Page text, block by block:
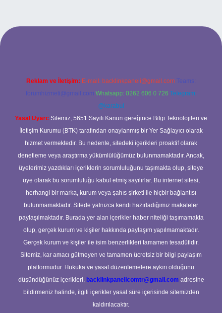
Reklam ve İletişim: E-mail: backlinkpaneli@gmail.com Teams:
forumhizmeti@gmail.com Whatsapp: 0262 606 0 726 Telegram:
@karabul
Yasal Uyarı: Sitemiz, 5651 Sayılı Kanun gereğince Bilgi Teknolojileri ve
İletişim Kurumu (BTK) tarafından onaylanmış bir Yer Sağlayıcı olarak
hizmet vermektedir. Bu nedenle, sitedeki içerikleri proaktif olarak
denetleme veya araştırma yükümlülüğümüz bulunmamaktadır. Ancak,
üyelerimiz yazdıkları içeriklerin sorumluluğunu taşımakta olup, siteye
üye olarak bu sorumluluğu kabul etmiş sayılırlar. Bu internet sitesi,
herhangi bir marka, kurum veya şahıs şirketi ile hiçbir bağlantısı
bulunmamaktadır. Sitede yalnızca kendi hazırladığımız makaleler
paylaşılmaktadır. Burada yer alan içerikler haber niteliği taşımamakta
olup, gerçek kurum ve kişiler hakkında paylaşım yapılmamaktadır.
Gerçek kurum ve kişiler ile isim benzerlikleri tamamen tesadüfidir.
Sitemiz, kar amacı gütmeyen ve tamamen ücretsiz bir bilgi paylaşım
platformudur. Hukuka ve yasal düzenlemelere aykırı olduğunu
düşündüğünüz içerikleri, backlinkpanelicomtr@gmail.com adresine
bildirmeniz halinde, ilgili içerikler yasal süre içerisinde sitemizden
kaldırılacaktır.